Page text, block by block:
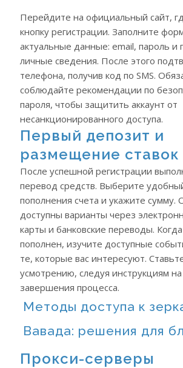
Перейдите на официальный сайт,
кнопку регистрации. Заполните
актуальные данные: email, пароль
личные сведения. После этого
телефона, получив код по SMS.
соблюдайте рекомендации по
пароля, чтобы защитить аккаунт от
несанкционированного доступа.
Первый депозит и
размещение ставок
После успешной регистрации
перевод средств. Выберите
пополнения счета и укажите сумму.
доступны варианты через
карты и банковские переводы.
пополнен, изучите доступные
те, которые вас интересуют.
усмотрению, следуя инструкциям
завершения процесса.
Методы доступа к
Вавада: решения для
Прокси-серверы